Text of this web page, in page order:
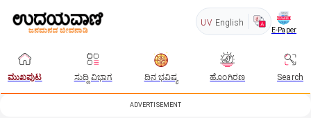
UV English
E-Paper
ಮುಖಪುಟ ಸುದ್ದಿ ವಿಭಾಗ ದಿನ ಭವಿಷ್ಯ ಹೊಂಗಿರಣ Search
ADVERTISEMENT